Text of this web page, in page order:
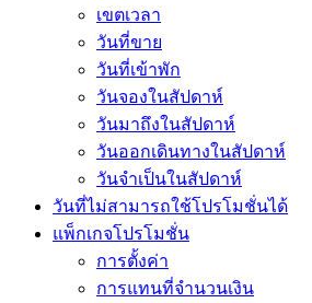
เขตเวลา
วันที่ขาย
วันที่เข้าพัก
วันจองในสัปดาห์
วันมาถึงในสัปดาห์
วันออกเดินทางในสัปดาห์
วันจำเป็นในสัปดาห์
วันที่ไม่สามารถใช้โปรโมชั่นได้
แพ็กเกจโปรโมชั่น
การตั้งค่า
การแทนที่จำนวนเงิน